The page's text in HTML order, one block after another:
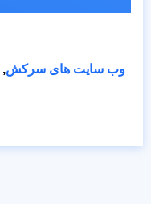
وب سایت های سرکش,